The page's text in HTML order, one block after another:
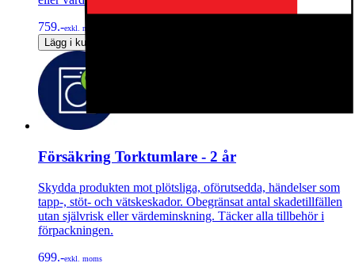
759.-exkl. moms
Lägg i kundvagn
Försäkring Torktumlare - 2 år
Skydda produkten mot plötsliga, oförutsedda, händelser som
tapp-, stöt- och vätskeskador. Obegränsat antal skadetillfällen
utan självrisk eller värdeminskning. Täcker alla tillbehör i
förpackningen.
699.-exkl. moms